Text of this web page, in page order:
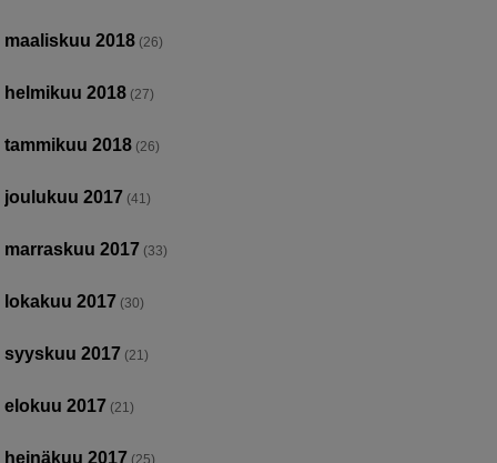
maaliskuu 2018 (26)
helmikuu 2018 (27)
tammikuu 2018 (26)
joulukuu 2017 (41)
marraskuu 2017 (33)
lokakuu 2017 (30)
syyskuu 2017 (21)
elokuu 2017 (21)
heinäkuu 2017 (25)